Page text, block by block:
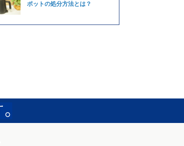
ポットの処分方法とは？